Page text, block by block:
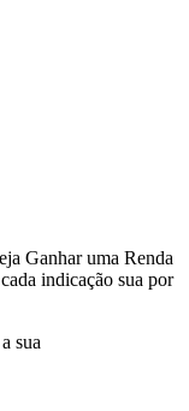
Ganhar uma Renda
indicação sua por
sua